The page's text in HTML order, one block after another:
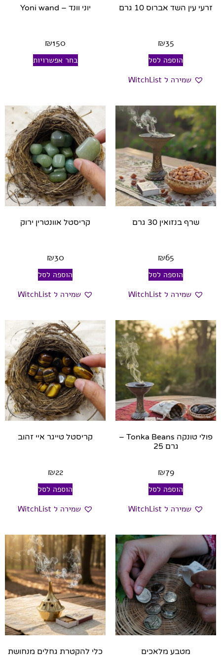
זרעי עין השד אברוס 10 גרם
₪35
הוספה לסל
שמירה ל WitchList
יוני וונד – Yoni wand
₪150
בחר אפשרויות
שרף בנזואין 30 גרם
₪65
הוספה לסל
שמירה ל WitchList
קריסטל אוונטרין ירוק
₪30
הוספה לסל
שמירה ל WitchList
פולי טונקה Tonka Beans –
גרם 25
₪79
הוספה לסל
שמירה ל WitchList
קריסטל טייגר איי זהוב
₪22
הוספה לסל
שמירה ל WitchList
מטבע מלאכים
כלי להקטרת גחלים מנחושת